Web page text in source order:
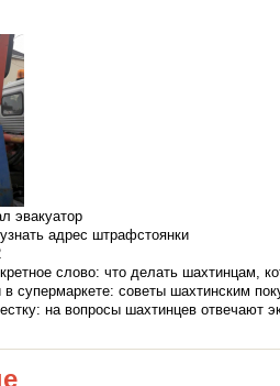
эвакуатор
адрес штрафстоянки
слово: что делать шахтинцам,
супермаркете: советы шахтинским
на вопросы шахтинцев отвечают